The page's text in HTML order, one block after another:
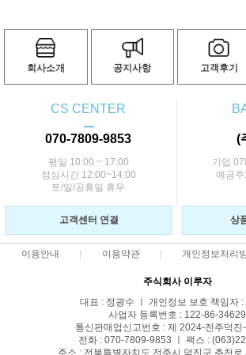
회사소개 공지사항 고객후기
CS CENTER
ㅡ
070-7809-9853
평일 10:00 ~ 17:00
점심시간 12:00~14:00
토/일/공휴일 휴무
(
기업
예금
고객센터 연결 상
이용안내 이용약관 개인정보처리
주식회사 이루자
대표 : 정광수 ㅣ 개인정보 보호 책임자 :
사업자 등록번호 : 122-86-34629
통신판매업신고번호 : 제 2024-전주덕진
전화 : 070-7809-9853 ㅣ 팩스 :
주소 : 전북특별자치도 전주시 덕진구 추천로